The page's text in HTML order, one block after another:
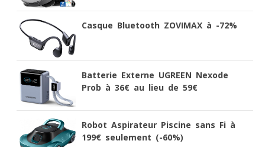
Casque Bluetooth ZOVIMAX à -72%
Batterie Externe UGREEN Nexode
Prob à 36€ au lieu de 59€
Robot Aspirateur Piscine sans Fi à
199€ seulement (-60%)